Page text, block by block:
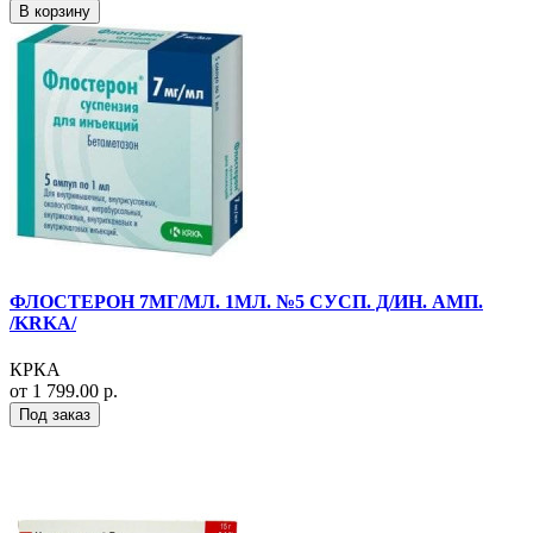
В корзину
ФЛОСТЕРОН 7МГ/МЛ. 1МЛ. №5 СУСП. Д/ИН. АМП.
/KRKA/
КРКА
от 1 799.00 р.
Под заказ